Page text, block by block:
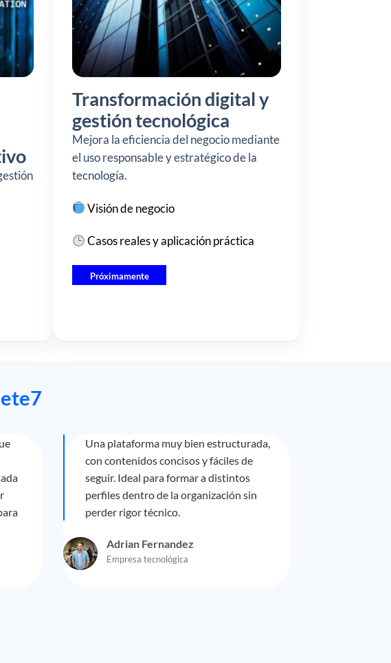
Transformación digital y
gestión tecnológica
Mejora la eficiencia del negocio mediante
el uso responsable y estratégico de la
tecnología.
Visión de negocio
Casos reales y aplicación práctica
Próximamente
Una plataforma muy bien estructurada,
con contenidos concisos y fáciles de
seguir. Ideal para formar a distintos
perfiles dentro de la organización sin
perder rigor técnico.
Adrian Fernandez
Empresa tecnológica